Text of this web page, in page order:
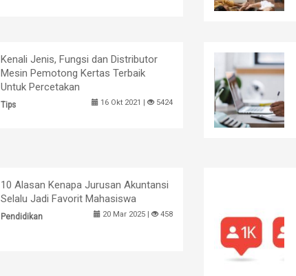
Kenali Jenis, Fungsi dan Distributor
Mesin Pemotong Kertas Terbaik
Untuk Percetakan
Tips 16 Okt 2021 | 5424
10 Alasan Kenapa Jurusan Akuntansi
Selalu Jadi Favorit Mahasiswa
Pendidikan 20 Mar 2025 | 458